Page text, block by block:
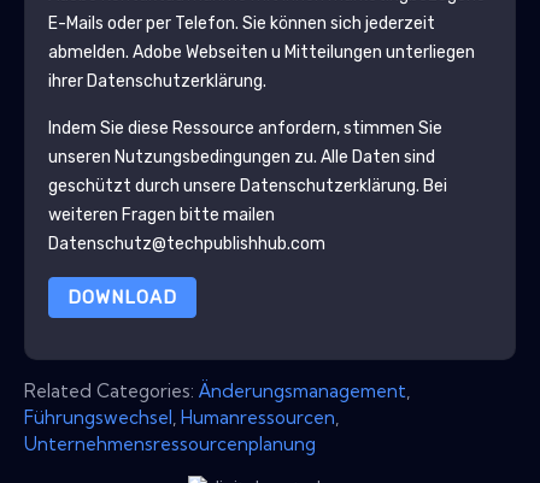
E-Mails oder per Telefon. Sie können sich jederzeit
abmelden. Adobe Webseiten u Mitteilungen unterliegen
ihrer Datenschutzerklärung.
Indem Sie diese Ressource anfordern, stimmen Sie
unseren Nutzungsbedingungen zu. Alle Daten sind
geschützt durch unsere Datenschutzerklärung. Bei
weiteren Fragen bitte mailen
Datenschutz@techpublishhub.com
DOWNLOAD
Related Categories: Änderungsmanagement
Führungswechsel Humanressourcen
Unternehmensressourcenplanung